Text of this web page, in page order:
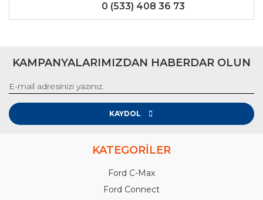
0 (533) 408 36 73
KAMPANYALARIMIZDAN HABERDAR OLUN
KAYDOL
KATEGORİLER
Ford C-Max
Ford Connect